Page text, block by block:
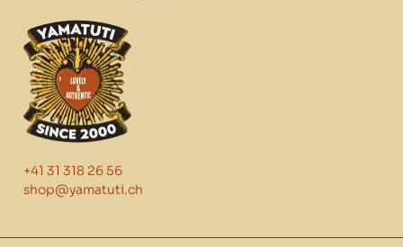
+41 31 318 26 56
shop@yamatuti.ch